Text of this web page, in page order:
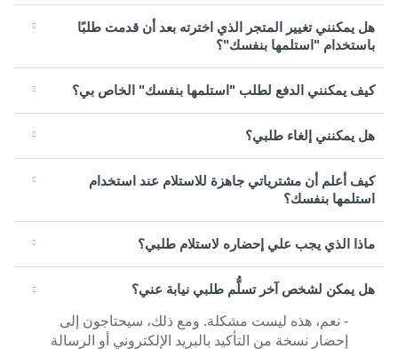
هل يمكنني تغيير المتجر الذي اخترته بعد أن قدمت طلبًا
باستخدام "استلمها بنفسك"؟
كيف يمكنني الدفع لطلب "استلمها بنفسك" الخاص بي؟
هل يمكنني إلغاء طلبي؟
كيف أعلم أن مشترياتي جاهزة للاستلام عند استخدام
استلمها بنفسك؟
ماذا الذي يجب علي إحضاره لاستلام طلبي؟
هل يمكن لشخص آخر تسلُّم طلبي نيابة عني؟
- نعم، هذه ليست مشكلة. ومع ذلك، سيحتاجون إلى
إحضار نسخة من التأكيد بالبريد الإلكتروني أو الرسالة